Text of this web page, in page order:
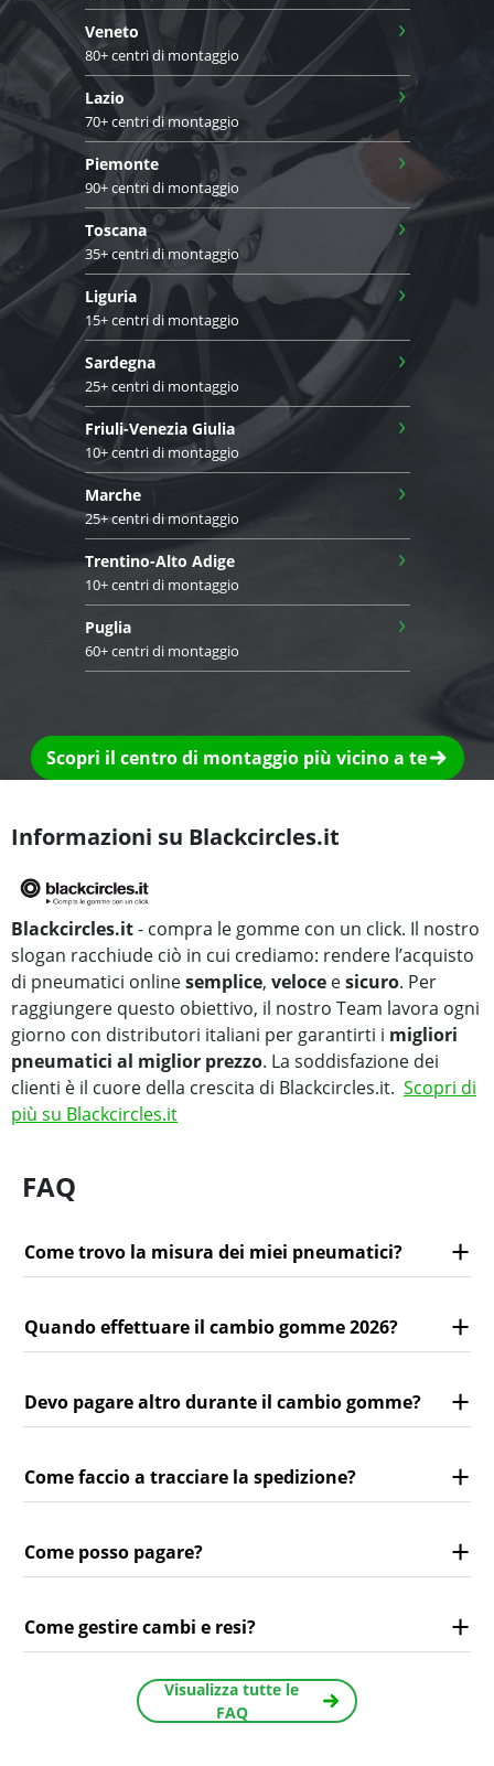
Veneto
80+ centri di montaggio
›
Lazio
70+ centri di montaggio
›
Piemonte
90+ centri di montaggio
›
Toscana
35+ centri di montaggio
›
Liguria
15+ centri di montaggio
›
Sardegna
25+ centri di montaggio
›
Friuli-Venezia Giulia
10+ centri di montaggio
›
Marche
25+ centri di montaggio
›
Trentino-Alto Adige
10+ centri di montaggio
›
Puglia
60+ centri di montaggio
›
Scopri il centro di montaggio più vicino a te
Informazioni su Blackcircles.it
Blackcircles.it- compra le gomme con un click. Il nostro
slogan racchiude ciò in cui crediamo: rendere l’acquisto
di pneumatici onlinesemplice, veloce esicuro. Per
raggiungere questo obiettivo, il nostro Team lavora ogni
giorno con distributori italiani per garantirti i migliori
pneumatici al miglior prezzo. La soddisfazione dei
clienti è il cuore della crescita di Blackcircles.it. Scopri di
più su Blackcircles.it
FAQ
Come trovo la misura dei miei pneumatici?
Quando effettuare il cambio gomme 2026?
Devo pagare altro durante il cambio gomme?
Come faccio a tracciare la spedizione?
Come posso pagare?
Come gestire cambi e resi?
Visualizza tutte le
FAQ